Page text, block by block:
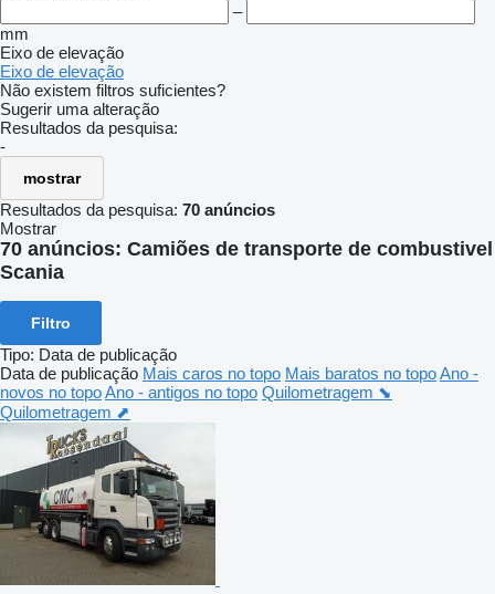
–
mm
Eixo de elevação
Eixo de elevação
Não existem filtros suficientes?
Sugerir uma alteração
Resultados da pesquisa:
-
mostrar
Resultados da pesquisa: 70 anúncios
Mostrar
70 anúncios: Camiões de transporte de combustivel
Scania
Filtro
Tipo: Data de publicação
Data de publicação Mais caros no topo Mais baratos no topoAno -
novos no topoAno - antigos no topo Quilometragem ⬊
Quilometragem ⬈